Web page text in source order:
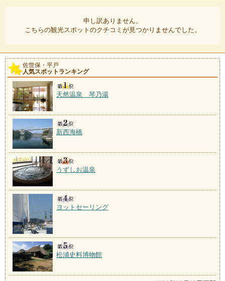
申し訳ありません。
こちらの観光スポットのクチコミが見つかりませんでした。
佐世保・平戸
人気スポットランキング
天然温泉 琴乃湯
新西海橋
うずしお温泉
ヨットセーリング
松浦史料博物館